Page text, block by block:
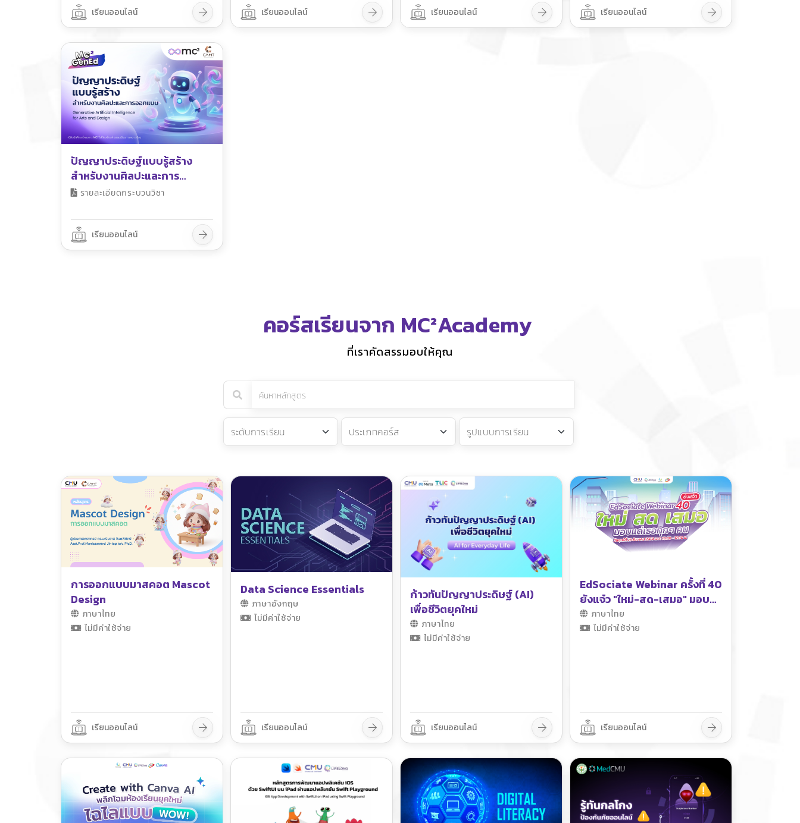
เรียนออนไลน์ เรียนออนไลน์ เรียนออนไลน์ เรียนออนไลน์
ปัญญาประดิษฐ์แบบรู้สร้าง
สำหรับงานศิลปะและการ
ออกแบบ
รายละเอียดกระบวนวิชา
เรียนออนไลน์
คอร์สเรียนจาก MC²Academy
ที่เราคัดสรรมอบให้คุณ
การออกแบบมาสคอต Mascot
Design
ภาษาไทย
ไม่มีค่าใช้จ่าย
เรียนออนไลน์
Data Science Essentials
ภาษาอังกฤษ
ไม่มีค่าใช้จ่าย
เรียนออนไลน์
ก้าวทันปัญญาประดิษฐ์ (AI)
เพื่อชีวิตยุคใหม่
ภาษาไทย
ไม่มีค่าใช้จ่าย
เรียนออนไลน์
EdSociate Webinar ครั้งที่ 40
ยังแจ๋ว "ใหม่-สด-เสมอ" มอบ
แด่เธอทุกๆ คน
ภาษาไทย
ไม่มีค่าใช้จ่าย
เรียนออนไลน์